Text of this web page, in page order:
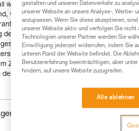
wird das Produkt unverzüglich repariert
werden ersetzt.
für das Produkt abgelaufen ist,
der Reparatur einen Kostenvoranschlag.
des Produkts entscheidet
Zustand an die von Ihnen angegebene
Stirnlampe, bevor Sie diese versenden.
:
gestalten und unseren Datenverkehr zu
unserer Website an unsere Analyse-, Werbe-
anzupassen. Wenn Sie diese akzeptieren,
unserer Website aktiv und verfolgen Sie
Technologien unserer Partner werden Sie
Einwilligung jederzeit widerrufen, indem Sie
unteren Rand der Website befindet. Die
Benutzererfahrung beeinträchtigen, aber
hindern, auf unsere Website zuzugreifen.
Alle ablehnen